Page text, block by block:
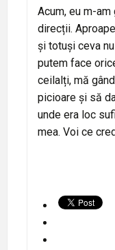
Acum, eu m-
direcții.
și totuși ceva
putem face
ceilalți, mă
picioare și să
unde era loc
mea. Voi ce